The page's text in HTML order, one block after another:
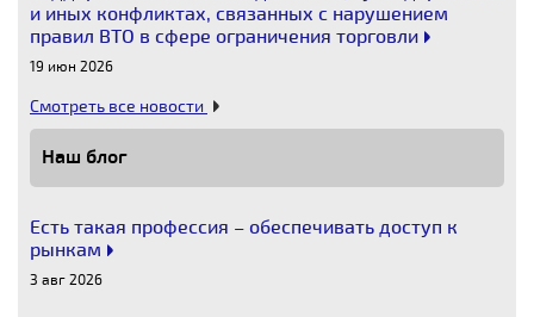
и иных конфликтах, связанных с нарушением
правил ВТО в сфере ограничения торговли
19 июн 2026
Смотреть все новости
Наш блог
Есть такая профессия – обеспечивать доступ к
рынкам
3 авг 2026